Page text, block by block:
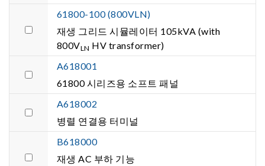
61800-100 (800VLN)
재생 그리드 시뮬레이터 105kVA (with
800VLN HV transformer)
A618001
61800 시리즈용 소프트 패널
A618002
병렬 연결용 터미널
B618000
재생 AC 부하 기능